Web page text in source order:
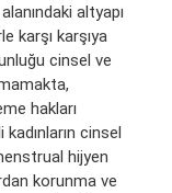
altyapı
karşı karşıya
cinsel ve
hakları
cinsel
hijyen
korunma ve